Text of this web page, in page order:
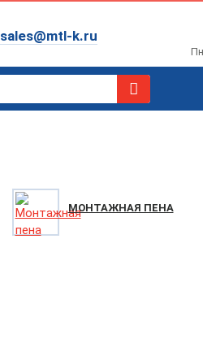
sales@mtl-k.ru
МОНТАЖНАЯ ПЕНА